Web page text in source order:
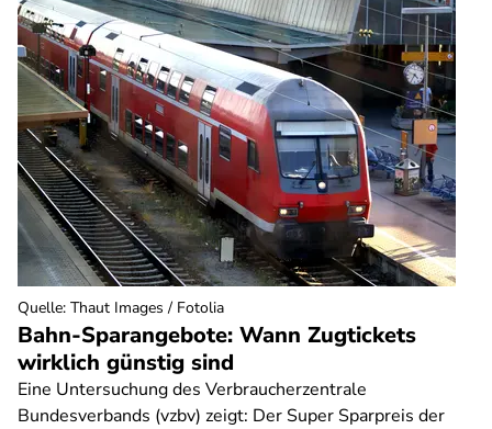
Bahn-Sparangebote: Wann Zugtickets
wirklich günstig sind
Eine Untersuchung des Verbraucherzentrale
Bundesverbands (vzbv) zeigt: Der Super Sparpreis der
Quelle: Thaut Images / Fotolia